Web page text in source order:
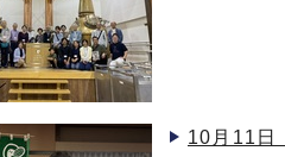
10月11日